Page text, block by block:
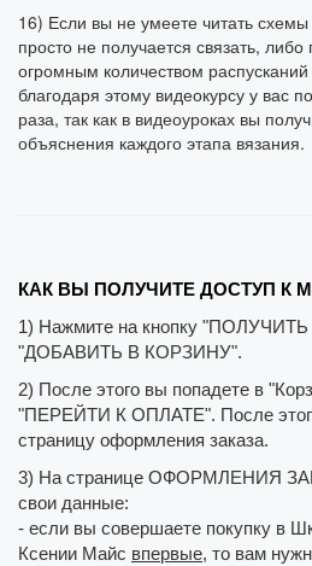
16) Если вы не умеете читать схемы
просто не получается связать, либо
огромным количеством
благодаря этому видеокурсу у вас
раза, так как в видеоуроках вы
объяснения каждого этапа вязания.
КАК ВЫ ПОЛУЧИТЕ ДОСТУП К
1) Нажмите на кнопку
"ДОБАВИТЬ В КОРЗИНУ".
2) После этого вы попадете в
"ПЕРЕЙТИ К ОПЛАТЕ". После
страницу оформления заказа.
3) На странице ОФОРМЛЕНИЯ
свои данные:
- если вы совершаете покупку в
Ксении Майс впервые, то вам